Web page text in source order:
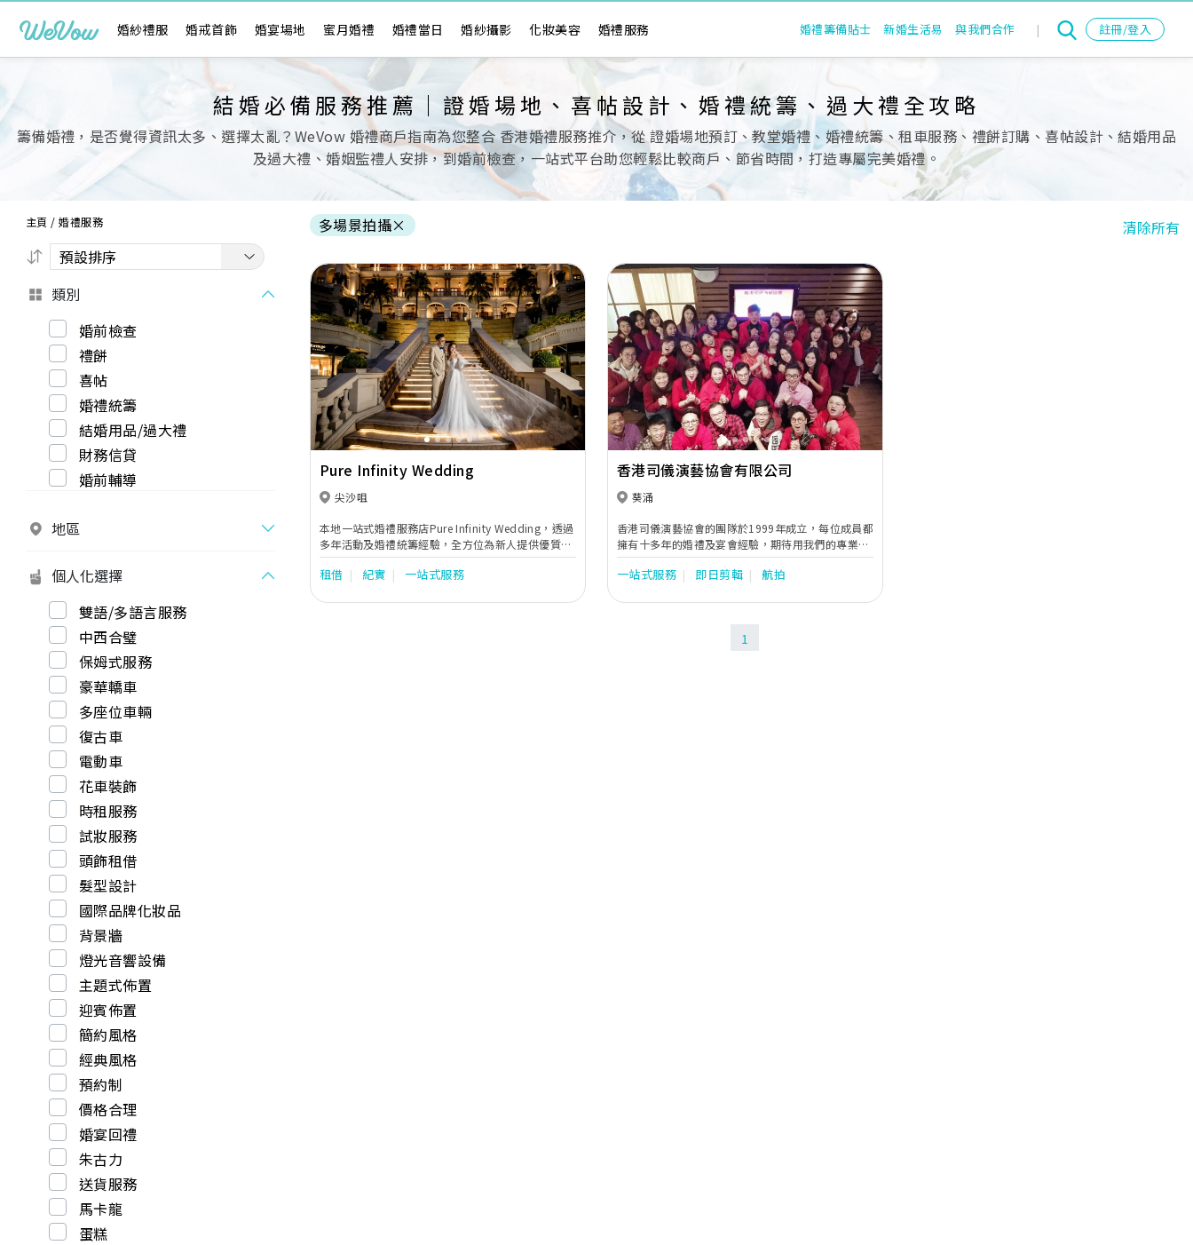
婚紗禮服 婚戒首飾 婚宴場地 蜜月婚禮 婚禮當日 婚紗攝影 化妝美容 婚禮服務 婚禮籌備貼士 新婚生活易 與我們合作 | 註冊/登入
結婚必備服務推薦｜證婚場地、喜帖設計、婚禮統籌、過大禮全攻略
籌備婚禮，是否覺得資訊太多、選擇太亂？WeVow 婚禮商戶指南為您整合 香港婚禮服務推介，從 證婚場地預訂、教堂婚禮、婚禮統籌、租車服務、禮餅訂購、喜帖設計、結婚用品
及過大禮、婚姻監禮人安排，到婚前檢查，一站式平台助您輕鬆比較商戶、節省時間，打造專屬完美婚禮。
主頁 /婚禮服務
類別
婚前檢查
禮餅
喜帖
婚禮統籌
結婚用品/過大禮
財務信貸
婚前輔導
地區
個人化選擇
雙語/多語言服務
中西合璧
保姆式服務
豪華轎車
多座位車輛
復古車
電動車
花車裝飾
時租服務
試妝服務
頭飾租借
髮型設計
國際品牌化妝品
背景牆
燈光音響設備
主題式佈置
迎賓佈置
簡約風格
經典風格
預約制
價格合理
婚宴回禮
朱古力
送貨服務
馬卡龍
蛋糕
多場景拍攝× 清除所有
Previous Next
Pure Infinity Wedding
尖沙咀
本地一站式婚禮服務店Pure Infinity Wedding，透過
多年活動及婚禮統籌經驗，全方位為新人提供優質和
貼心的一站式婚嫁服務，包括婚紗禮服租賃、婚紗攝
影、婚禮當日攝錄影、新娘化妝造型設計、過大禮、
致力制訂個人化、優質而高性價比的完美婚禮，為每
租借 紀實 一站式服務
Previous Next
香港司儀演藝協會有限公司
葵涌
香港司儀演藝協會的團隊於1999年成立，每位成員都
擁有十多年的婚禮及宴會經驗，期待用我們的專業，
為大家策劃出一個完美婚禮及宴會。我們通過ISO
9001:2008 國際質量管理體系及培訓認證，成為業界
一站式服務 即日剪輯 航拍
1